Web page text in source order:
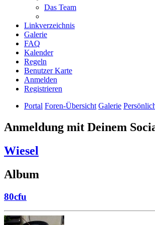
Das Team
Linkverzeichnis
Galerie
FAQ
Kalender
Regeln
Benutzer Karte
Anmelden
Registrieren
Portal Foren-Übersicht Galerie
Anmeldung mit Deinem
Wiesel
Album
80cfu